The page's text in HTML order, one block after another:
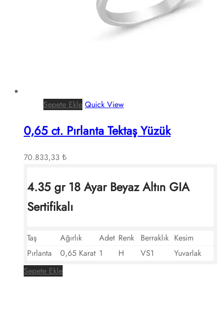
Sepete Ekle Quick View
0,65 ct. Pırlanta Tektaş Yüzük
70.833,33 ₺
4.35 gr 18 Ayar Beyaz Altın GIA
Sertifikalı
Taş Ağırlık Adet Renk Berraklık Kesim
Pırlanta
0,65 Karat 1 H VS1
Yuvarlak
Sepete Ekle